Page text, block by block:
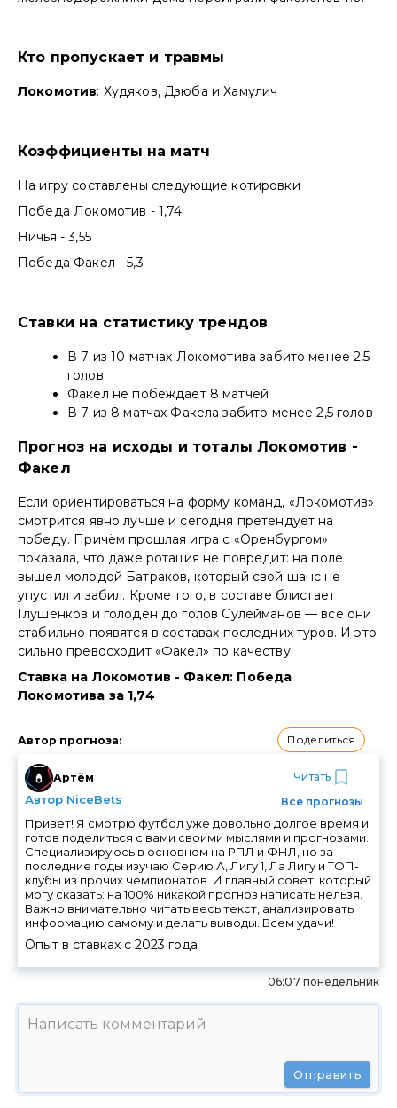
Кто пропускает и травмы
Локомотив: Худяков, Дзюба и Хамулич
Коэффициенты на матч
На игру составлены следующие котировки
Победа Локомотив - 1,74
Ничья - 3,55
Победа Факел - 5,3
Ставки на статистику трендов
В 7 из 10 матчах Локомотива забито менее 2,5
голов
Факел не побеждает 8 матчей
В 7 из 8 матчах Факела забито менее 2,5 голов
Прогноз на исходы и тоталы Локомотив -
Факел
Если ориентироваться на форму команд, «Локомотив»
смотрится явно лучше и сегодня претендует на
победу. Причём прошлая игра с «Оренбургом»
показала, что даже ротация не повредит: на поле
вышел молодой Батраков, который свой шанс не
упустил и забил. Кроме того, в составе блистает
Глушенков и голоден до голов Сулейманов — все они
стабильно появятся в составах последних туров. И это
сильно превосходит «Факел» по качеству.
Ставка на Локомотив - Факел: Победа
Локомотива за 1,74
Автор прогноза: Поделиться
Артём
Автор NiceBets
Читать
Все прогнозы
Привет! Я смотрю футбол уже довольно долгое время и
готов поделиться с вами своими мыслями и прогнозами.
Специализируюсь в основном на РПЛ и ФНЛ, но за
последние годы изучаю Серию А, Лигу 1, Ла Лигу и ТОП-
клубы из прочих чемпионатов. И главный совет, который
могу сказать: на 100% никакой прогноз написать нельзя.
Важно внимательно читать весь текст, анализировать
информацию самому и делать выводы. Всем удачи!
Опыт в ставках с 2023 года
06:07 понедельник
Отправить